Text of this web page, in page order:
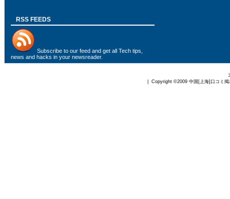
RSS FEEDS
Subscribe to our feed and get all Tech tips,
news and hacks in your newsreader.
| Copyright ©2009 中国[上海]口コミ掲